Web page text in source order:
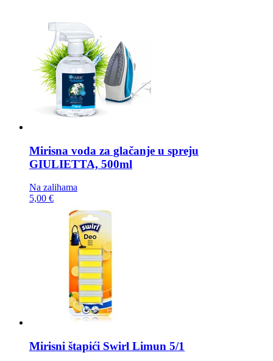
Mirisna voda za glačanje u spreju
GIULIETTA, 500ml
Na zalihama
5,00 €
Mirisni štapići Swirl Limun 5/1